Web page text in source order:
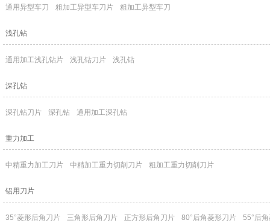
通用异型车刀 粗加工异型车刀片 粗加工异型车刀
浅孔钻
通用加工浅孔钻片 浅孔钻刀片 浅孔钻
深孔钻
深孔钻刀片 深孔钻 通用加工深孔钻
重力加工
中精重力加工刀片 中精加工重力切削刀片 粗加工重力切削刀片
铝用刀片
35°菱形后角刀片 三角形后角刀片 正方形后角刀片 80°后角菱形刀片 55°后